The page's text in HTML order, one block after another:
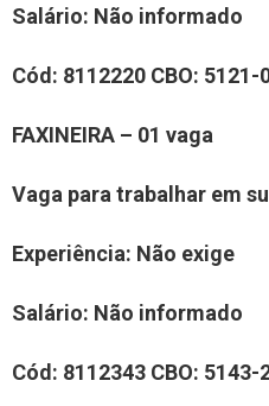
Salário: Não informado
Cód: 8112220 CBO: 5121-
FAXINEIRA – 01 vaga
Vaga para trabalhar em
Experiência: Não exige
Salário: Não informado
Cód: 8112343 CBO: 5143-